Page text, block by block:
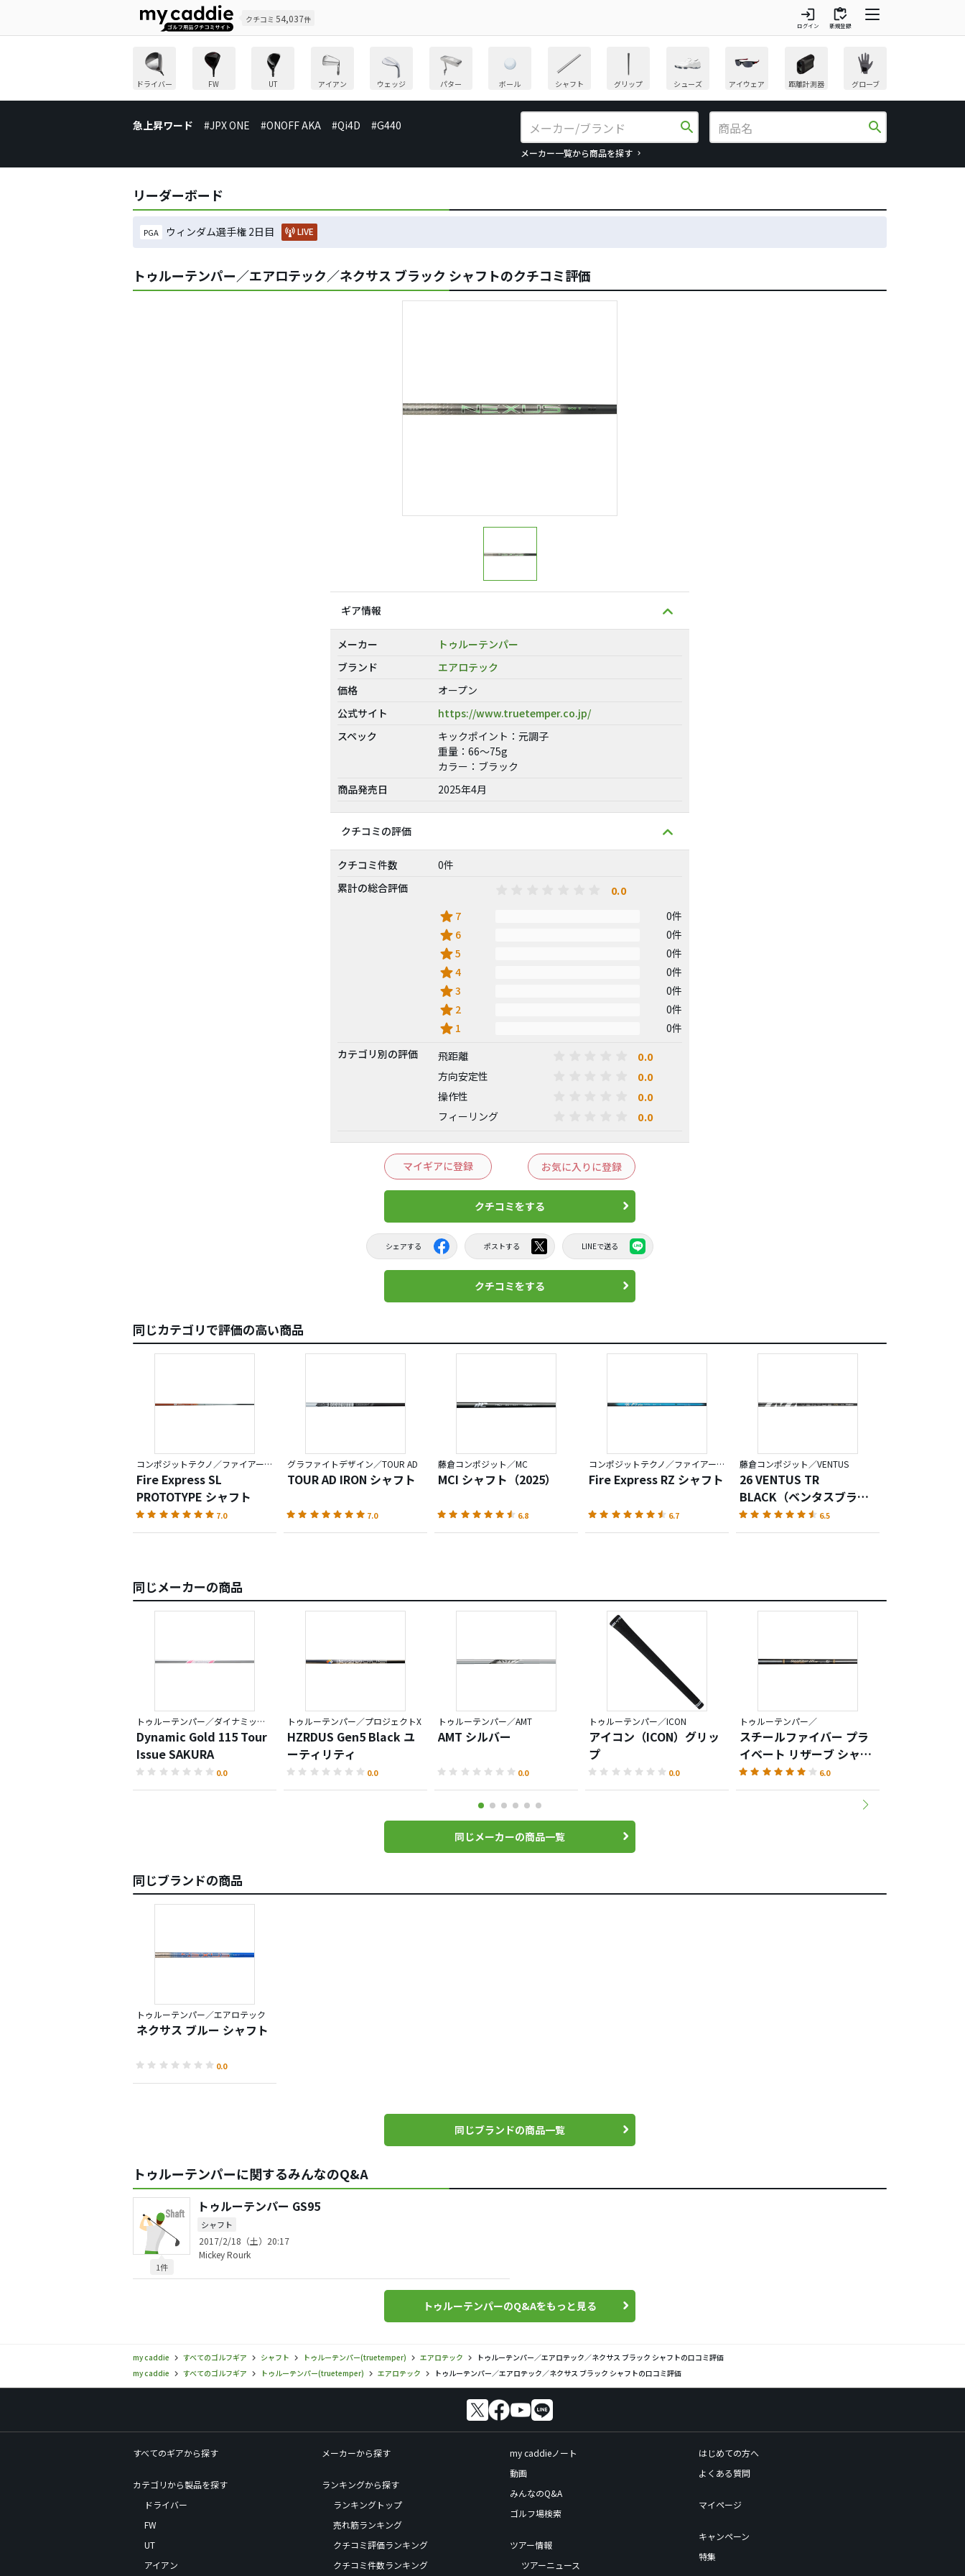
クチコミ 54,037件 login
ログイン
inventory
新規登録
ドライバー FW UT アイアン ウェッジ パター ボール シャフト グリップ シューズ アイウェア 距離計測器 グローブ
急上昇ワード #JPX ONE #ONOFF AKA #Qi4D #G440 search
メーカー一覧から商品を探す
search
リーダーボード
PGA ウィンダム選手権 2日目 LIVE
トゥルーテンパー／エアロテック／ネクサス ブラック シャフトのクチコミ評価
ギア情報
メーカー
トゥルーテンパー
ブランド
エアロテック
価格
オープン
公式サイト
https://www.truetemper.co.jp/
スペック
キックポイント：元調子
重量：66～75g
カラー：ブラック
商品発売日
2025年4月
クチコミの評価
クチコミ件数
0件
累計の総合評価
0.0
star 7 0件
star 6 0件
star5 0件
star4 0件
star3 0件
star 2 0件
star 1
0件
カテゴリ別の評価
飛距離 0.0
方向安定性 0.0
操作性 0.0
フィーリング 0.0
マイギアに登録 お気に入りに登録
クチコミをする
シェアする ポストする LINEで送る
クチコミをする
同じカテゴリで評価の高い商品
コンポジットテクノ／ファイアーエクスプレス
Fire Express SL
PROTOTYPE シャフト
7.0
グラファイトデザイン／TOUR AD
TOUR AD IRON シャフト
7.0
藤倉コンポジット／MC
MCI シャフト（2025）
6.8
コンポジットテクノ／ファイアーエクスプレス
Fire Express RZ シャフト
6.7
藤倉コンポジット／VENTUS
26 VENTUS TR
BLACK（ベンタスブラッ
ク）
6.5
同じメーカーの商品
トゥルーテンパー／ダイナミックゴールド
Dynamic Gold 115 Tour
Issue SAKURA
0.0
トゥルーテンパー／プロジェクトX
HZRDUS Gen5 Black ユ
ーティリティ
0.0
トゥルーテンパー／AMT
AMT シルバー
0.0
トゥルーテンパー／ICON
アイコン（ICON）グリッ
プ
0.0
トゥルーテンパー／
スチールファイバー プラ
イベート リザーブ シャフ
ト
6.0
同じメーカーの商品一覧
同じブランドの商品
トゥルーテンパー／エアロテック
ネクサス ブルー シャフト
0.0
同じブランドの商品一覧
トゥルーテンパーに関するみんなのQ&A
1件
トゥルーテンパー GS95
シャフト
2017/2/18（土）20:17
Mickey Rourk
トゥルーテンパーのQ&Aをもっと見る
my caddie すべてのゴルフギア シャフト トゥルーテンパー(truetemper) エアロテック
トゥルーテンパー／エアロテック／ネクサス ブラック シャフトの口コミ評価
my caddie
すべてのゴルフギア トゥルーテンパー(truetemper) エアロテック トゥルーテンパー／エアロテック／ネクサス ブラック シャフトの口コミ評価
すべてのギアから探す
カテゴリから製品を探す
ドライバー
FW
UT
アイアン
メーカーから探す
ランキングから探す
ランキングトップ
売れ筋ランキング
クチコミ評価ランキング
クチコミ件数ランキング
my caddieノート
動画
みんなのQ&A
ゴルフ場検索
ツアー情報
ツアーニュース
はじめての方へ
よくある質問
マイページ
キャンペーン
特集